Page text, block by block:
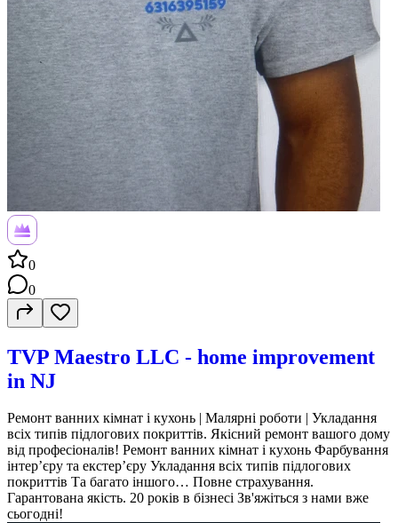
0
0
TVP Maestro LLC - home improvement
in NJ
Ремонт ванних кімнат і кухонь | Малярні роботи | Укладання
всіх типів підлогових покриттів. Якісний ремонт вашого дому
від професіоналів! Ремонт ванних кімнат і кухонь Фарбування
інтер’єру та екстер’єру Укладання всіх типів підлогових
покриттів Та багато іншого… Повне страхування.
Гарантована якість. 20 років в бізнесі Зв'яжіться з нами вже
сьогодні!